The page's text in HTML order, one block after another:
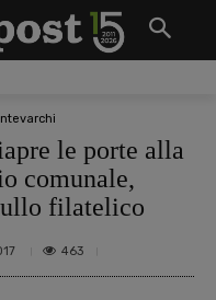
le porte alla
comunale,
filatelico
463